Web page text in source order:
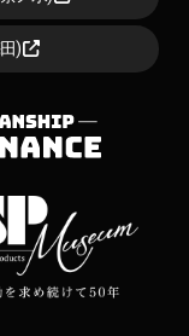
)